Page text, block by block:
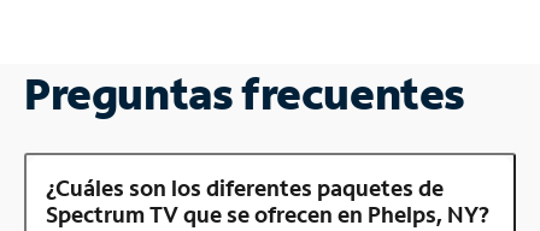
Preguntas frecuentes
¿Cuáles son los diferentes paquetes de
Spectrum TV que se ofrecen en Phelps, NY?